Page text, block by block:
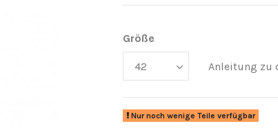
Größe
Anleitung zu
Nur noch wenige Teile verfügbar